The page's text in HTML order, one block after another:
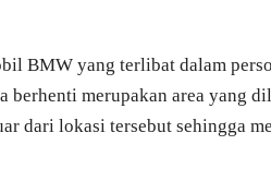
BMW yang terlibat dalam
berhenti merupakan area yang
dari lokasi tersebut sehingga